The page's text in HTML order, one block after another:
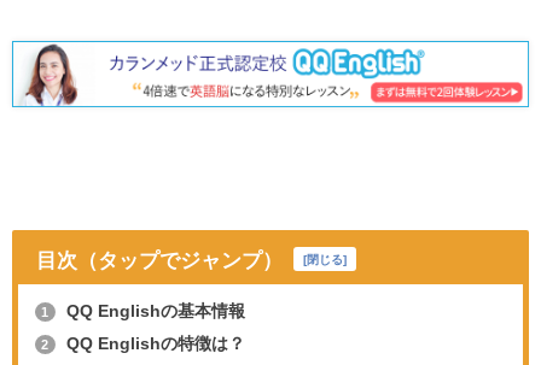
目次（タップでジャンプ） [閉じる]
1 QQ Englishの基本情報
2 QQ Englishの特徴は？